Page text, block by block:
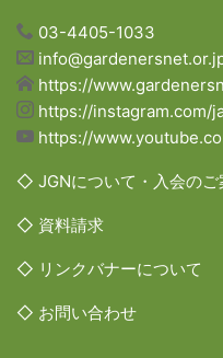
03-4405-1033
https://
https://instagram.com/
https://
◇ JGNについて・入会のご
◇ 資料請求
◇ リンクバナーについて
◇ お問い合わせ